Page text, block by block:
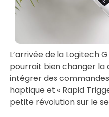
L’arrivée de la Logitech
pourrait bien changer la
intégrer des
haptique et « Rapid
petite révolution sur le